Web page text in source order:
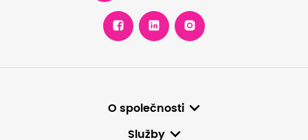
O společnosti
Služby